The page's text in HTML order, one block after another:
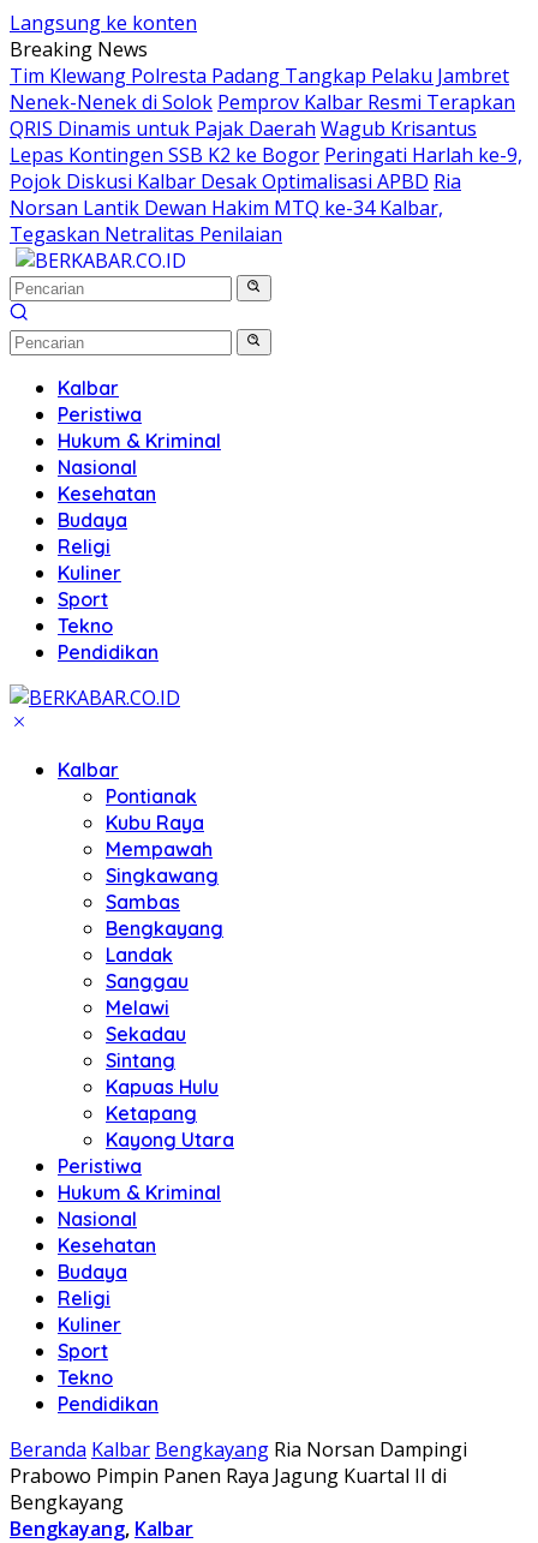
Langsung ke konten
Breaking News
Tim Klewang Polresta Padang Tangkap Pelaku Jambret
Nenek-Nenek di Solok Pemprov Kalbar Resmi Terapkan
QRIS Dinamis untuk Pajak Daerah Wagub Krisantus
Lepas Kontingen SSB K2 ke Bogor Peringati Harlah ke-9,
Pojok Diskusi Kalbar Desak Optimalisasi APBD Ria
Norsan Lantik Dewan Hakim MTQ ke-34 Kalbar,
Tegaskan Netralitas Penilaian
Kalbar
Peristiwa
Hukum & Kriminal
Nasional
Kesehatan
Budaya
Religi
Kuliner
Sport
Tekno
Pendidikan
Kalbar
Pontianak
Kubu Raya
Mempawah
Singkawang
Sambas
Bengkayang
Landak
Sanggau
Melawi
Sekadau
Sintang
Kapuas Hulu
Ketapang
Kayong Utara
Peristiwa
Hukum & Kriminal
Nasional
Kesehatan
Budaya
Religi
Kuliner
Sport
Tekno
Pendidikan
Beranda Kalbar Bengkayang Ria Norsan Dampingi
Prabowo Pimpin Panen Raya Jagung Kuartal II di
Bengkayang
Bengkayang, Kalbar